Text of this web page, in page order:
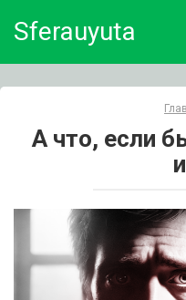
Sferauyuta
А что, если